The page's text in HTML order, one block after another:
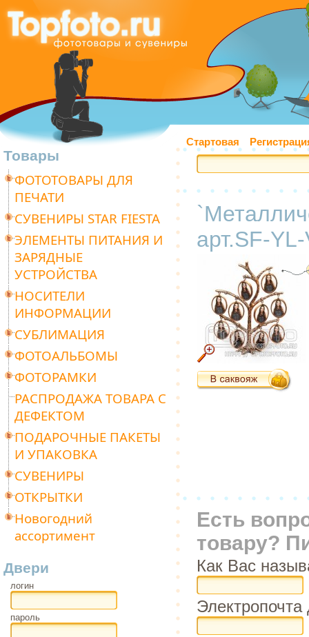
Стартовая
Товары
ФОТОТОВАРЫ ДЛЯ
ПЕЧАТИ
СУВЕНИРЫ STAR FIESTA
ЭЛЕМЕНТЫ ПИТАНИЯ И
ЗАРЯДНЫЕ
УСТРОЙСТВА
НОСИТЕЛИ
ИНФОРМАЦИИ
СУБЛИМАЦИЯ
ФОТОАЛЬБОМЫ
ФОТОРАМКИ
РАСПРОДАЖА ТОВАРА С
ДЕФЕКТОМ
ПОДАРОЧНЫЕ ПАКЕТЫ
И УПАКОВКА
СУВЕНИРЫ
ОТКРЫТКИ
Новогодний
ассортимент
Двери
логин
пароль
арт.SF-
Есть
товару?
Как Вас